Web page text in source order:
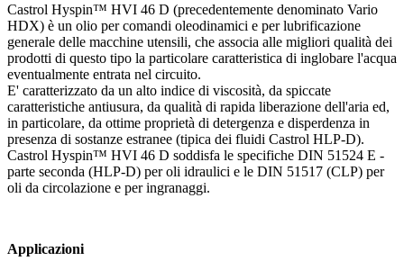
Castrol Hyspin™ HVI 46 D (precedentemente denominato Vario
HDX) è un olio per comandi oleodinamici e per lubrificazione
generale delle macchine utensili, che associa alle migliori qualità dei
prodotti di questo tipo la particolare caratteristica di inglobare l'acqua
eventualmente entrata nel circuito.
E' caratterizzato da un alto indice di viscosità, da spiccate
caratteristiche antiusura, da qualità di rapida liberazione dell'aria ed,
in particolare, da ottime proprietà di detergenza e disperdenza in
presenza di sostanze estranee (tipica dei fluidi Castrol HLP-D).
Castrol Hyspin™ HVI 46 D soddisfa le specifiche DIN 51524 E -
parte seconda (HLP-D) per oli idraulici e le DIN 51517 (CLP) per
oli da circolazione e per ingranaggi.
Applicazioni